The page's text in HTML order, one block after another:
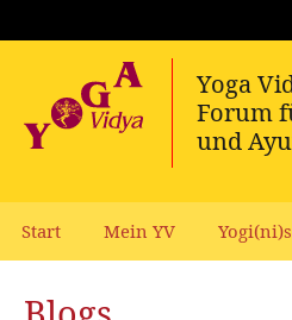
Start Mein YV Yogi(ni)s